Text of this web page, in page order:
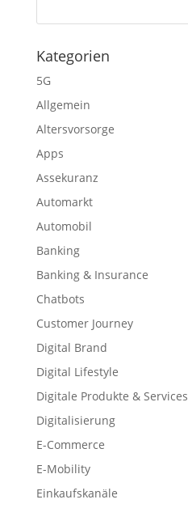
Kategorien
5G
Allgemein
Altersvorsorge
Apps
Assekuranz
Automarkt
Automobil
Banking
Banking & Insurance
Chatbots
Customer Journey
Digital Brand
Digital Lifestyle
Digitale Produkte & Services
Digitalisierung
E-Commerce
E-Mobility
Einkaufskanäle